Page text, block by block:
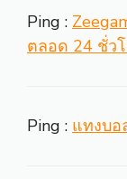
Ping :
ตลอด 24 ชั่ว
Ping : แทงบอ